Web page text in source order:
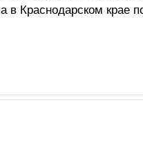
в Краснодарском крае